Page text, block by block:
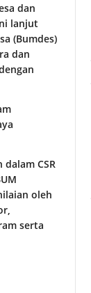
dan
lanjut
(Bumdes)
dan
CSR
oleh
serta